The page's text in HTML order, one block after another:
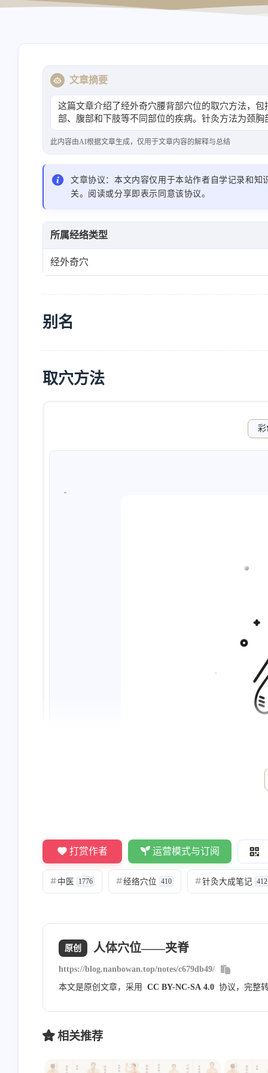
Nanbowan
[图片] 内部分享的，暂时不
对外公开
8/23/2023
敬业的大蒜
看不到[图片]
8/23/2023
请勾选上方的四个复选框 然
后评论框就会显示出来就可
以申请友链了！一起共同进
7/20/2023
邮箱通知模版测试
6/9/2023
文章摘要
这篇文章介绍了经外奇穴腰背部穴位的取穴方法，
部、腹部和下肢等不同部位的疾病。针灸方法为颈
此内容由AI根据文章生成，仅用于文章内容的解释与总结
文章协议：本文内容仅用于本站作者自学记录和
关。阅读或分享即表示同意该协议。
所属经络类型
经外奇穴
别名
取穴方法
彩
打赏作者 运营模式与订阅
#中医 1776 #经络穴位 410 #针灸大成笔记 412
原创 人体穴位——夹脊
https://blog.nanbowan.top/notes/c679db49/
本文是原创文章，采用
CC BY-NC-SA 4.0 协议，完整
相关推荐